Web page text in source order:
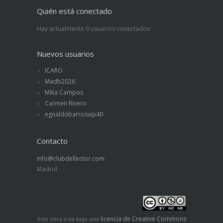
Quién está conectado
Hay actualmente 0 usuarios conectados.
Nuevos usuarios
ICARO
Madb2026
Mika Campos
Carmen Rivero
egnaldobarrosvip40
Contacto
info@clubdellector.com
Madrid
Este obra está bajo una licencia de Creative Commons